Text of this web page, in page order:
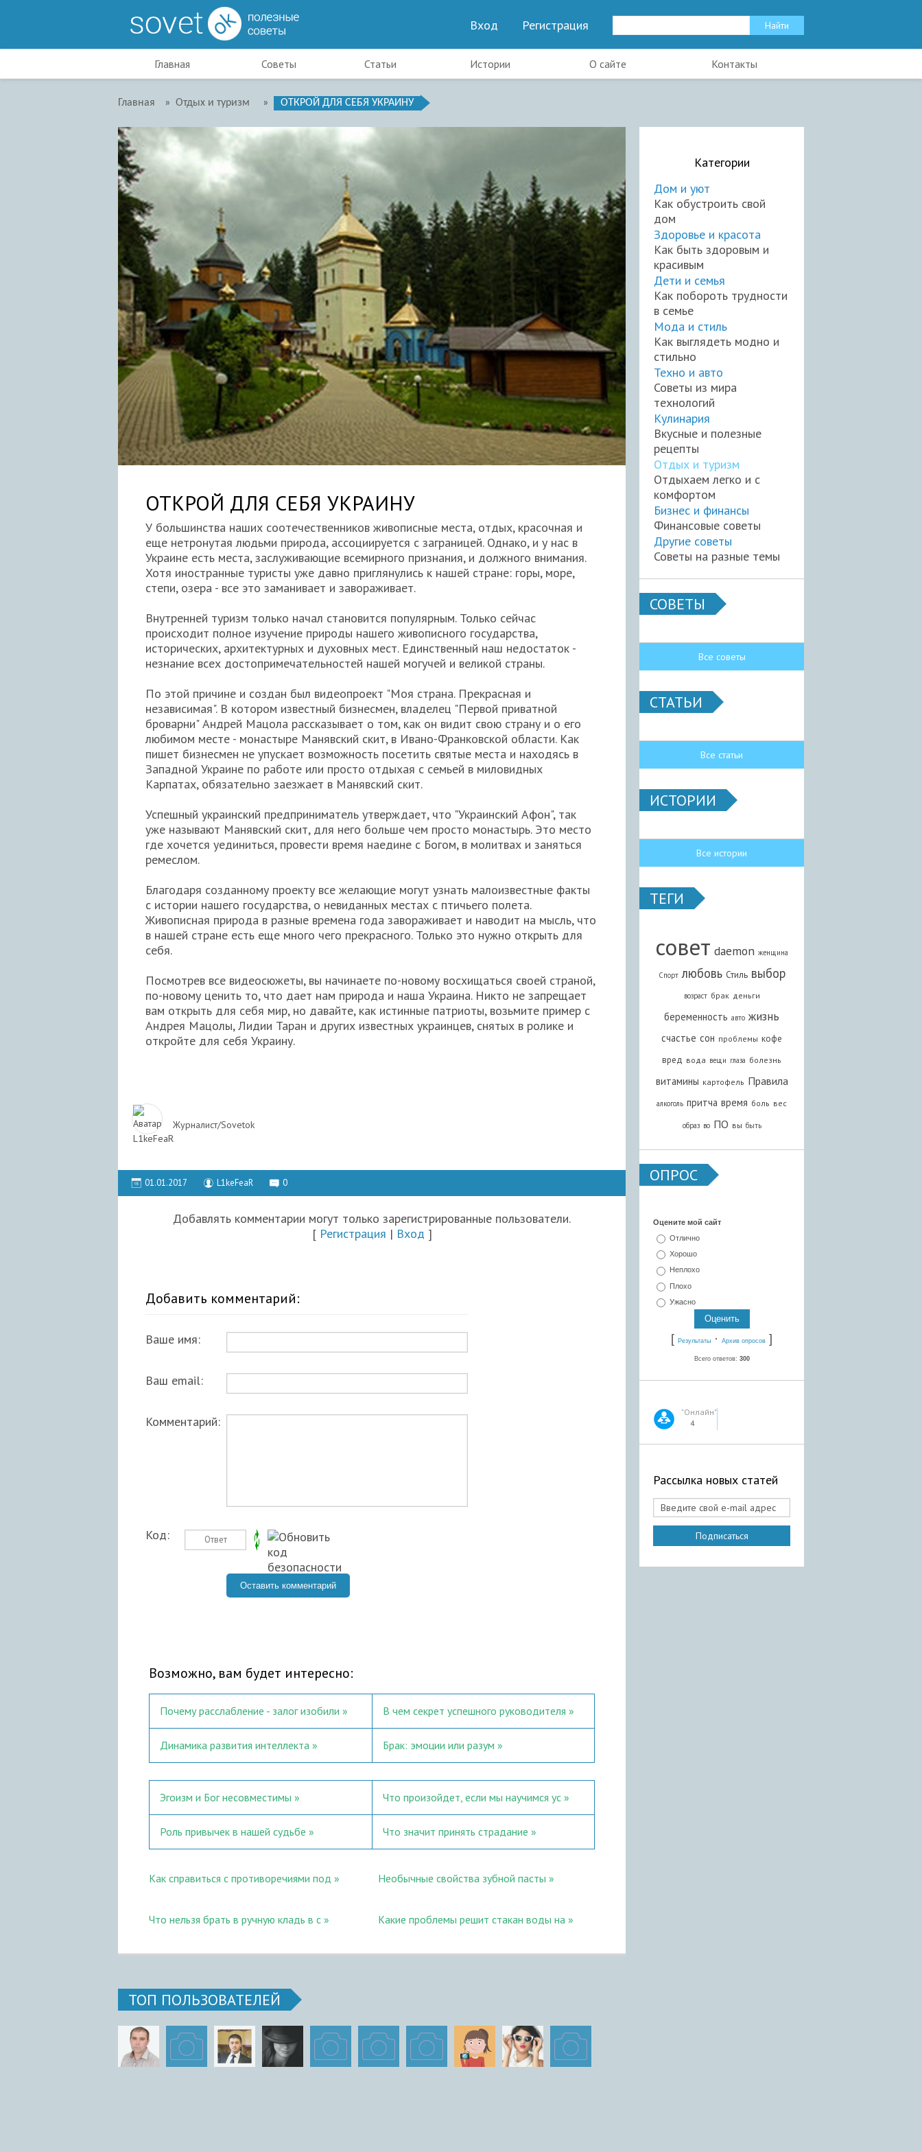
Вход Регистрация
Главная Советы Статьи Истории О сайте Контакты
Главная » Отдых и туризм » ОТКРОЙ ДЛЯ СЕБЯ УКРАИНУ
ОТКРОЙ ДЛЯ СЕБЯ УКРАИНУ
У большинства наших соотечественников живописные места, отдых, красочная и
еще нетронутая людьми природа, ассоциируется с заграницей. Однако, и у нас в
Украине есть места, заслуживающие всемирного признания, и должного внимания.
Хотя иностранные туристы уже давно приглянулись к нашей стране: горы, море,
степи, озера - все это заманивает и завораживает.
Внутренней туризм только начал становится популярным. Только сейчас
происходит полное изучение природы нашего живописного государства,
исторических, архитектурных и духовных мест. Единственный наш недостаток -
незнание всех достопримечательностей нашей могучей и великой страны.
По этой причине и создан был видеопроект "Моя страна. Прекрасная и
независимая". В котором известный бизнесмен, владелец "Первой приватной
броварни" Андрей Мацола рассказывает о том, как он видит свою страну и о его
любимом месте - монастыре Манявский скит, в Ивано-Франковской области. Как
пишет бизнесмен не упускает возможность посетить святые места и находясь в
Западной Украине по работе или просто отдыхая с семьей в миловидных
Карпатах, обязательно заезжает в Манявский скит.
Успешный украинский предприниматель утверждает, что "Украинский Афон", так
уже называют Манявский скит, для него больше чем просто монастырь. Это место
где хочется уединиться, провести время наедине с Богом, в молитвах и заняться
ремеслом.
Благодаря созданному проекту все желающие могут узнать малоизвестные факты
с истории нашего государства, о невиданных местах с птичьего полета.
Живописная природа в разные времена года завораживает и наводит на мысль, что
в нашей стране есть еще много чего прекрасного. Только это нужно открыть для
себя.
Посмотрев все видеосюжеты, вы начинаете по-новому восхищаться своей страной,
по-новому ценить то, что дает нам природа и наша Украина. Никто не запрещает
вам открыть для себя мир, но давайте, как истинные патриоты, возьмите пример с
Андрея Мацолы, Лидии Таран и других известных украинцев, снятых в ролике и
откройте для себя Украину.
Журналист/Sovetok
01.01.2017 L1keFeaR 0
Добавлять комментарии могут только зарегистрированные пользователи.
[ Регистрация | Вход ]
Добавить комментарий:
Ваше имя:
Ваш email:
Комментарий:
Код:
Возможно, вам будет интересно:
Почему расслабление - залог изобили В чем секрет успешного руководителя
Динамика развития интеллекта Брак: эмоции или разум
Эгоизм и Бог несовместимы Что произойдет, если мы научимся ус
Роль привычек в нашей судьбе Что значит принять страдание
Как справиться с противоречиями под Необычные свойства зубной пасты
Что нельзя брать в ручную кладь в с Какие проблемы решит стакан воды на
ТОП ПОЛЬЗОВАТЕЛЕЙ
Категории
Дом и уют
Как обустроить свой
дом
Здоровье и красота
Как быть здоровым и
красивым
Дети и семья
Как побороть трудности
в семье
Мода и стиль
Как выглядеть модно и
стильно
Техно и авто
Советы из мира
технологий
Кулинария
Вкусные и полезные
рецепты
Отдых и туризм
Отдыхаем легко и с
комфортом
Бизнес и финансы
Финансовые советы
Другие советы
Советы на разные темы
СОВЕТЫ
Все советы
СТАТЬИ
Все статьи
ИСТОРИИ
Все истории
ТЕГИ
совет daemon женщина
Спорт любовь Стиль выбор
возраст брак деньги
беременность авто жизнь
счастье сон проблемы кофе
вред вода вещи глаза болезнь
витамины картофель Правила
алкоголь притча время боль вес
образ во ПО вы быть
ОПРОС
Оцените мой сайт
Отлично
Хорошо
Неплохо
Плохо
Ужасно
[ Результаты · Архив опросов ]
Всего ответов: 300
"Онлайн"
4
Рассылка новых статей